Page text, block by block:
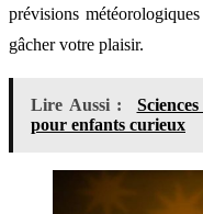
prévisions
gâcher votre plaisir.
Lire Aussi :
pour enfants curieux